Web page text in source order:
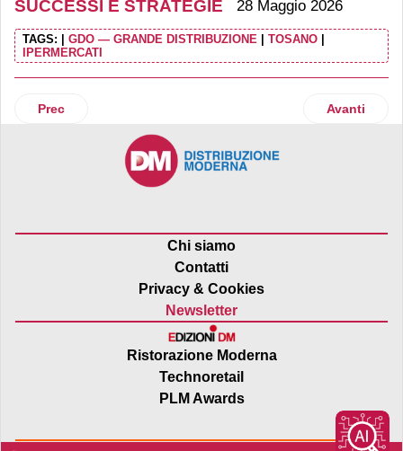
SUCCESSI E STRATEGIE 28 Maggio 2026
TAGS: GDO — GRANDE DISTRIBUZIONE TOSANO
IPERMERCATI
Articolo precedente: Arcaplanet acquista Animal Store e
Prec Articolo
Avanti
Chi siamo
Contatti
Privacy & Cookies
Newsletter
Ristorazione Moderna
Technoretail
PLM Awards